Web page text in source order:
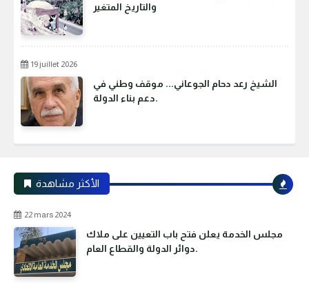
والتاريخ المتغير
19 juillet 2026
الشيخ رعد دحام الجوعاني... موقف وطني في
دعم بناء الدولة.
الأكثر مشاهدة
22 mars 2024
مجلس الخدمة يعلن فتح باب التعيين على ملاك
دوائر الدولة والقطاع العام.